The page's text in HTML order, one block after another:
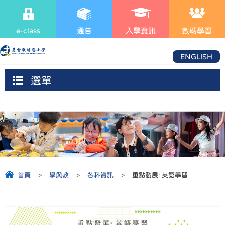
e-class 通告 入學資訊 數碼學習
ENGLISH
選單
首頁 > 學與教 > 各科資訊 > 重點發展: 英語學習